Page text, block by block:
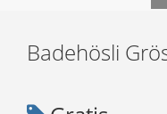
Badehösli